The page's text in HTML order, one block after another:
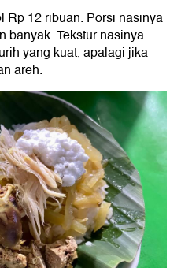
Rp 12 ribuan. Porsi nasinya
banyak. Tekstur nasinya
yang kuat, apalagi jika
areh.